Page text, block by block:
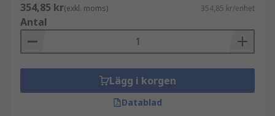
354,85 kr(exkl. moms) 354,85 kr/enhet
Antal
Lägg i korgen
Datablad